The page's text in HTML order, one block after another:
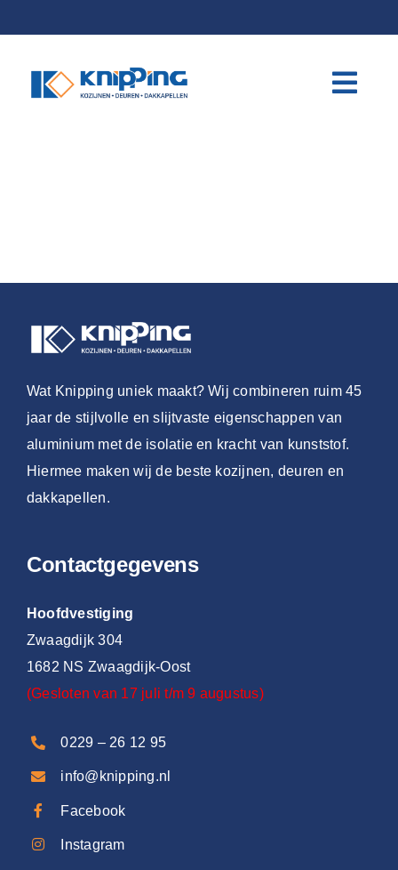
to
Wat Knipping uniek maakt? Wij combineren ruim 45
jaar de stijlvolle en slijtvaste eigenschappen van
aluminium met de isolatie en kracht van kunststof.
Hiermee maken wij de beste kozijnen, deuren en
dakkapellen.
Contactgegevens
Hoofdvestiging
Zwaagdijk 304
1682 NS Zwaagdijk-Oost
(Gesloten van 17 juli t/m 9 augustus)
0229 – 26 12 95
info@knipping.nl
Facebook
Instagram